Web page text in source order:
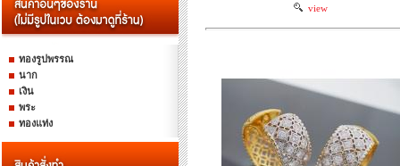
ทองรูปพรรณ
นาก
เงิน
พระ
ทองแท่ง
view